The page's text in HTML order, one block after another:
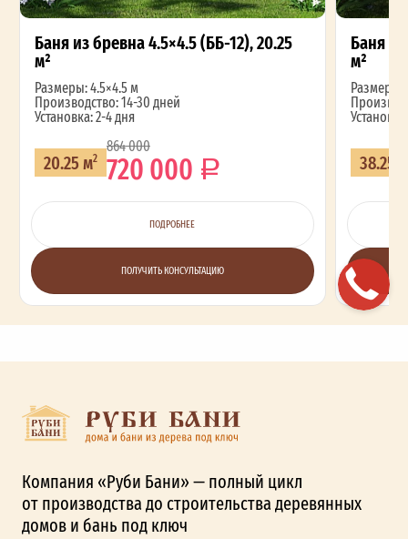
Баня из бревна 4.5×4.5 (ББ-12), 20.25
м²
Размеры: 4.5×4.5 м
Производство: 14-30 дней
Установка: 2-4 дня
20.25 м2
864 000
720 000
ПОДРОБНЕЕ
ПОЛУЧИТЬ КОНСУЛЬТАЦИЮ
Баня
м²
Размеры:
38.25 м
Компания «Руби Бани» — полный цикл
от производства до строительства деревянных
домов и бань под ключ